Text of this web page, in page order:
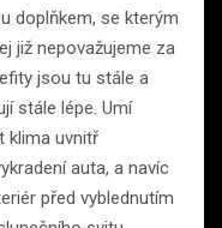
doplňkem, se kterým
již nepovažujeme za
jsou tu stále a
stále lépe. Umí
klima uvnitř
auta, a navíc
před vyblednutím